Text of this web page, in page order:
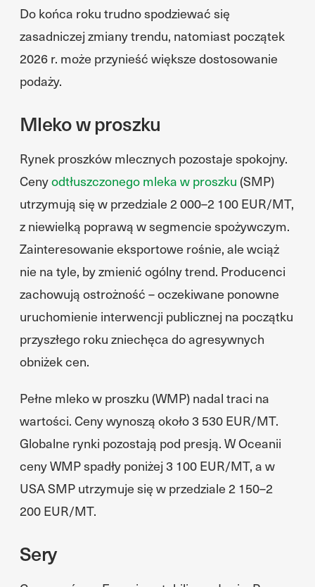
Do końca roku trudno spodziewać się
zasadniczej zmiany trendu, natomiast początek
2026 r. może przynieść większe dostosowanie
podaży.
Mleko w proszku
Rynek proszków mlecznych pozostaje spokojny.
Cenyodtłuszczonego mleka w proszku (SMP)
utrzymują się w przedziale 2 000–2 100 EUR/MT,
z niewielką poprawą w segmencie spożywczym.
Zainteresowanie eksportowe rośnie, ale wciąż
nie na tyle, by zmienić ogólny trend. Producenci
zachowują ostrożność – oczekiwane ponowne
uruchomienie interwencji publicznej na początku
przyszłego roku zniechęca do agresywnych
obniżek cen.
Pełne mleko w proszku (WMP) nadal traci na
wartości. Ceny wynoszą około 3 530 EUR/MT.
Globalne rynki pozostają pod presją. W Oceanii
ceny WMP spadły poniżej 3 100 EUR/MT, a w
USA SMP utrzymuje się w przedziale 2 150–2
200 EUR/MT.
Sery